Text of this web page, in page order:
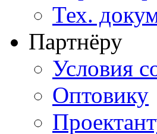
Тех.
Партнёру
Условия
Оптовику